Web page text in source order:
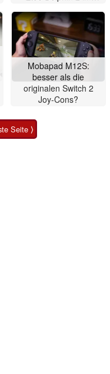
Mobapad M12S:
besser als die
originalen Switch 2
Joy-Cons?
Seite ⟩